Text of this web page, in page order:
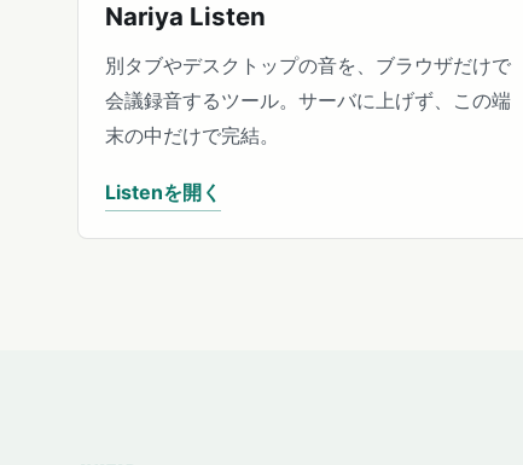
Nariya Listen
別タブやデスクトップの音を、ブラウザだけで
会議録音するツール。サーバに上げず、この端
末の中だけで完結。
Listenを開く